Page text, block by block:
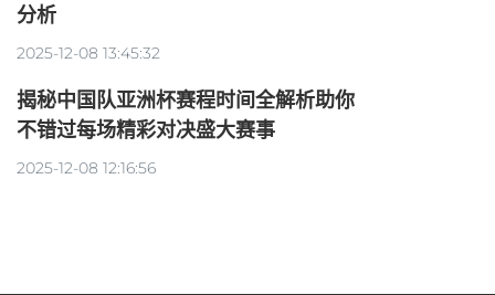
分析
2025-12-08 13:45:32
揭秘中国队亚洲杯赛程时间全解析助你
不错过每场精彩对决盛大赛事
2025-12-08 12:16:56